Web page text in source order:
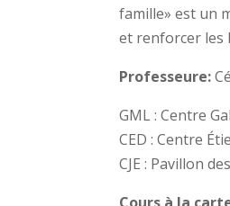
famille» est un
et renforcer les
Professeure:
GML : Centre
CED : Centre
CJE : Pavillon